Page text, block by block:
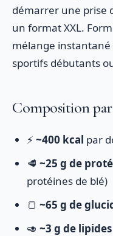
démarrer une prise
un format XXL.
mélange
sportifs débutants
Composition par
⚡ ~400 kcal par
🥩 ~25 g de
protéines de blé)
🍞 ~65 g de
🥑 ~3 g de lipides